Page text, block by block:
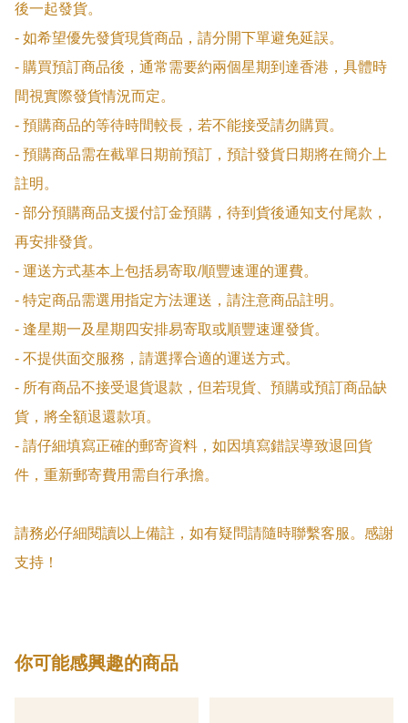
後一起發貨。
- 如希望優先發貨現貨商品，請分開下單避免延誤。
- 購買預訂商品後，通常需要約兩個星期到達香港，具體時
間視實際發貨情況而定。
- 預購商品的等待時間較長，若不能接受請勿購買。
- 預購商品需在截單日期前預訂，預計發貨日期將在簡介上
註明。
- 部分預購商品支援付訂金預購，待到貨後通知支付尾款，
再安排發貨。
- 運送方式基本上包括易寄取/順豐速運的運費。
- 特定商品需選用指定方法運送，請注意商品註明。
- 逢星期一及星期四安排易寄取或順豐速運發貨。
- 不提供面交服務，請選擇合適的運送方式。
- 所有商品不接受退貨退款，但若現貨、預購或預訂商品缺
貨，將全額退還款項。
- 請仔細填寫正確的郵寄資料，如因填寫錯誤導致退回貨
件，重新郵寄費用需自行承擔。
請務必仔細閱讀以上備註，如有疑問請隨時聯繫客服。感謝
支持！
你可能感興趣的商品